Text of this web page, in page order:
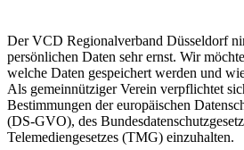
Der VCD Regionalverband Düsseldorf
persönlichen Daten sehr ernst. Wir
welche Daten gespeichert werden und
Als gemeinnütziger Verein verpflichtet
Bestimmungen der europäischen
(DS-GVO), des
Telemediengesetzes (TMG) einzuhalten.